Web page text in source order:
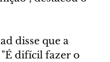
disse que a
"É difícil fazer o